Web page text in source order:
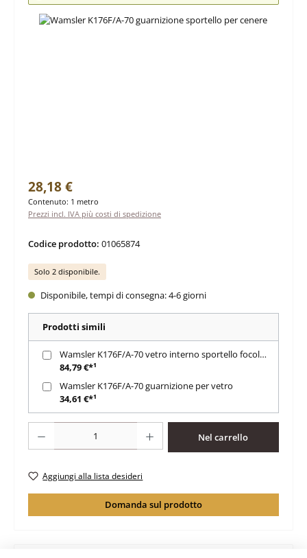
Prezzo normale:
28,18 €
Contenuto: 1 metro
Prezzi incl. IVA più costi di spedizione
Codice prodotto: 01065874
Solo 2 disponibile.
Disponibile, tempi di consegna: 4-6 giorni
Prodotti simili
Wamsler K176F/A-70 vetro interno sportello focolare
84,79 €*¹
Wamsler K176F/A-70 guarnizione per vetro
34,61 €*¹
Nel carrello
Aggiungi alla lista desideri
Domanda sul prodotto